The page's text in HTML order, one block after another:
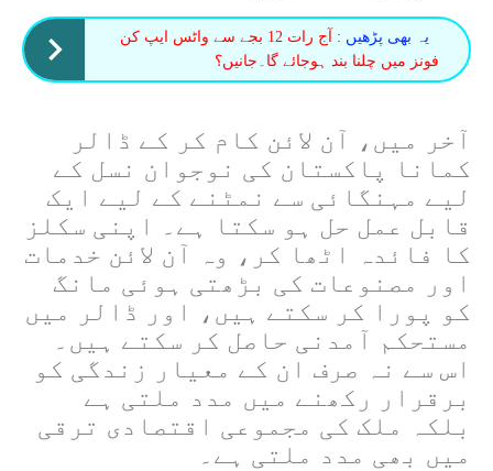
یہ بھی پڑھیں :
آج رات 12 بجے سے واٹس ایپ کن
فونز میں چلنا بند ہوجائے گا۔جانیں؟
آخر میں، آن لائن کام کر کے ڈالر
کمانا پاکستان کی نوجوان نسل کے
لیے مہنگائی سے نمٹنے کے لیے ایک
قابل عمل حل ہو سکتا ہے۔ اپنی سکلز
کا فائدہ اٹھا کر، وہ آن لائن خدمات
اور مصنوعات کی بڑھتی ہوئی مانگ
کو پورا کر سکتے ہیں، اور ڈالر میں
مستحکم آمدنی حاصل کر سکتے ہیں۔
اس سے نہ صرف ان کے معیار زندگی کو
برقرار رکھنے میں مدد ملتی ہے
بلکہ ملک کی مجموعی اقتصادی ترقی
میں بھی مدد ملتی ہے۔